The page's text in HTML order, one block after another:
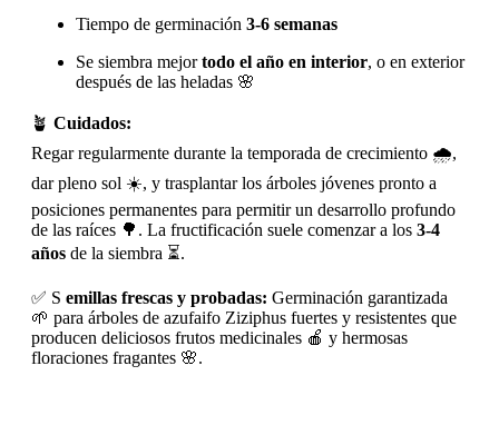
Tiempo de germinación 3-6 semanas
Se siembra mejortodo el año en interior, o en exterior
después de las heladas 🌸
🪴 Cuidados:
Regar regularmente durante la temporada de crecimiento 🌧️,
dar pleno sol ☀️, y trasplantar los árboles jóvenes pronto a
posiciones permanentes para permitir un desarrollo profundo
de las raíces 🌳. La fructificación suele comenzar a los 3-4
años de la siembra ⏳.
✅ S emillas frescas y probadas: Germinación garantizada
🌱 para árboles de azufaifo Ziziphus fuertes y resistentes que
producen deliciosos frutos medicinales 🍎 y hermosas
floraciones fragantes 🌸.